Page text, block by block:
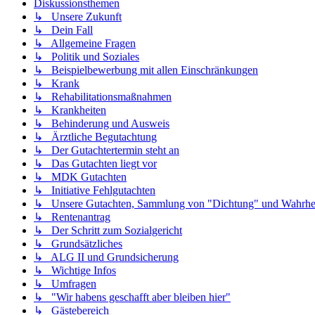
Diskussionsthemen
↳ Unsere Zukunft
↳ Dein Fall
↳ Allgemeine Fragen
↳ Politik und Soziales
↳ Beispielbewerbung mit allen Einschränkungen
↳ Krank
↳ Rehabilitationsmaßnahmen
↳ Krankheiten
↳ Behinderung und Ausweis
↳ Ärztliche Begutachtung
↳ Der Gutachtertermin steht an
↳ Das Gutachten liegt vor
↳ MDK Gutachten
↳ Initiative Fehlgutachten
↳ Unsere Gutachten, Sammlung von "Dichtung" und
↳ Rentenantrag
↳ Der Schritt zum Sozialgericht
↳ Grundsätzliches
↳ ALG II und Grundsicherung
↳ Wichtige Infos
↳ Umfragen
↳ "Wir habens geschafft aber bleiben hier"
↳ Gästebereich